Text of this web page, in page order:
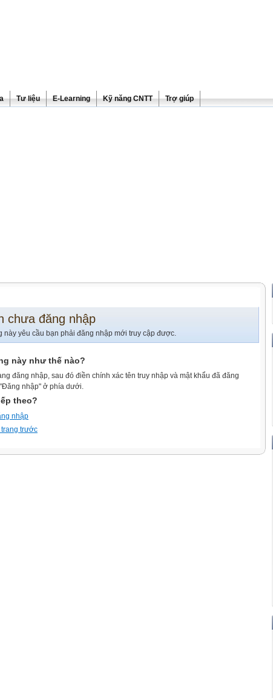
Tư liệu E-Learning Kỹ năng CNTT Trợ giúp
chưa đăng nhập
này yêu cầu bạn phải đăng nhập mới truy cập được.
này như thế nào?
đăng nhập, sau đó điền chính xác tên truy nhập và mật khẩu đã đăng
nhập" ở phía dưới.
theo?
nhập
trước